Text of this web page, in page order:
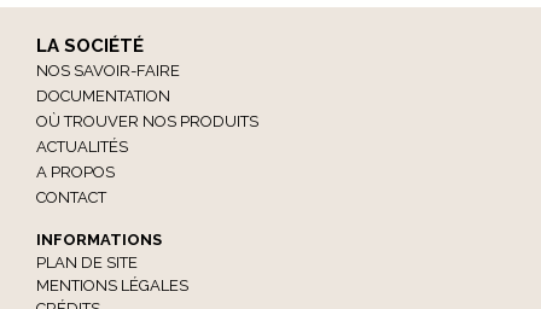
LA SOCIÉTÉ
NOS SAVOIR-FAIRE
DOCUMENTATION
OÙ TROUVER NOS PRODUITS
ACTUALITÉS
A PROPOS
CONTACT
INFORMATIONS
PLAN DE SITE
MENTIONS LÉGALES